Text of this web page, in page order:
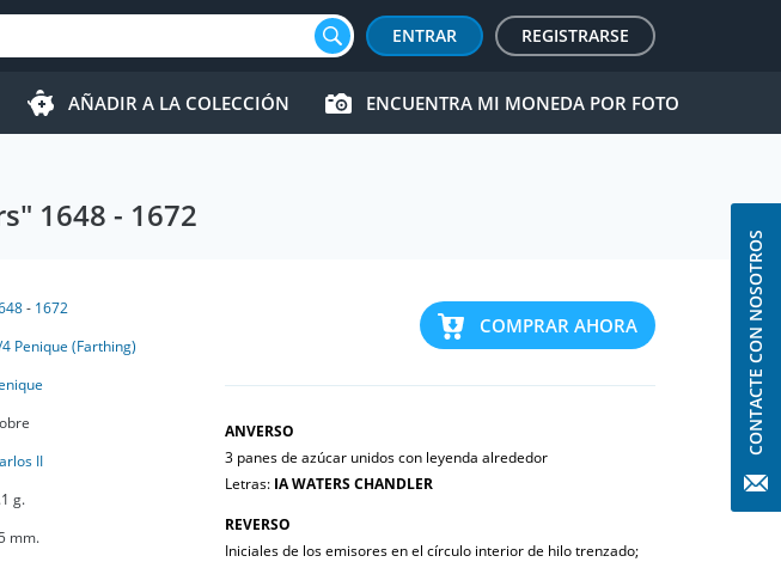
ENTRAR REGISTRARSE
AÑADIR A LA COLECCIÓN ENCUENTRA MI MONEDA POR FOTO
1648 - 1672
COMPRAR AHORA
ANVERSO
3 panes de azúcar unidos con leyenda alrededor
Letras: IA WATERS CHANDLER
REVERSO
Iniciales de los emisores en el círculo interior de hilo trenzado;
- 1672
Penique (Farthing)
II
g.
mm.
CONTACTE CON NOSOTROS